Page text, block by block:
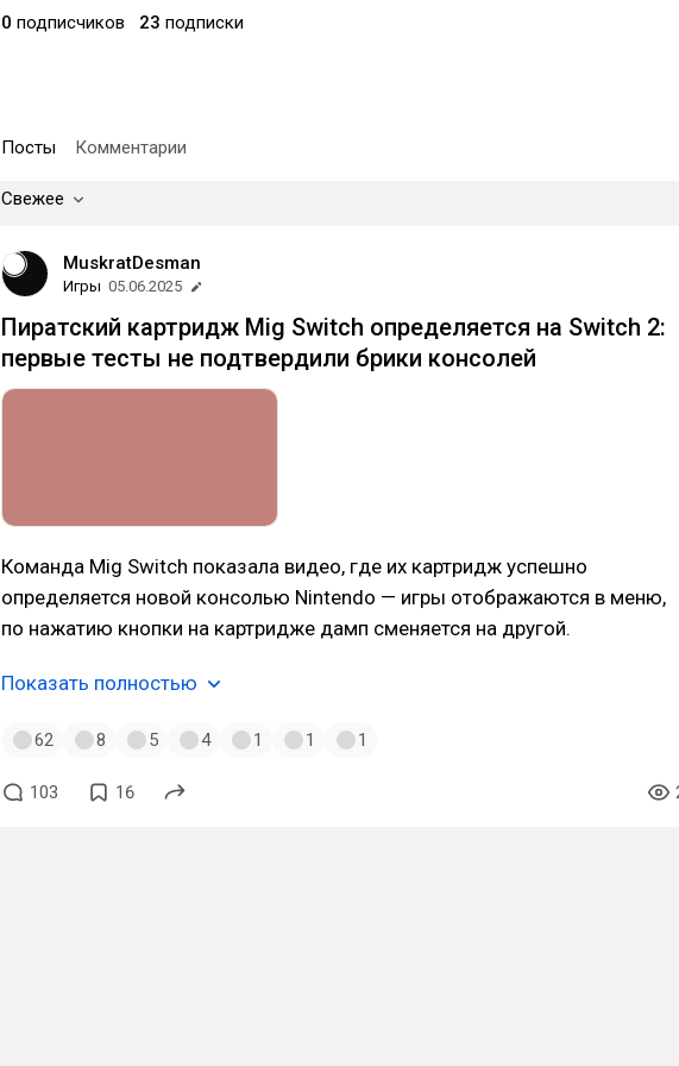
0 подписчиков 23 подписки
Посты Комментарии
Свежее
MuskratDesman
Игры 05.06.2025
Пиратский картридж Mig Switch определяется на Switch 2:
первые тесты не подтвердили брики консолей
Команда Mig Switch показала видео, где их картридж успешно
определяется новой консолью Nintendo — игры отображаются в меню,
по нажатию кнопки на картридже дамп сменяется на другой.
Показать полностью
62 8 5 4 1 1 1
103 16